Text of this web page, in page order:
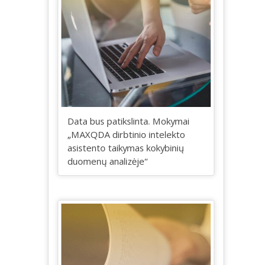
Data bus patikslinta. Mokymai
„MAXQDA dirbtinio intelekto
asistento taikymas kokybinių
duomenų analizėje“